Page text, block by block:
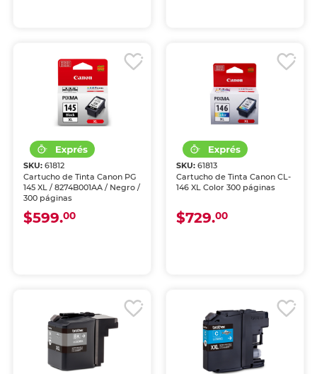
SKU:61812
Cartucho de Tinta Canon PG
145 XL / 8274B001AA / Negro /
300 páginas
$599.00
SKU: 61813
Cartucho de Tinta Canon CL-
146 XL Color 300 páginas
$729.00